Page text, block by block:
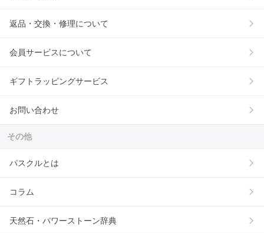
返品・交換・修理について
会員サービスについて
ギフトラッピングサービス
お問い合わせ
その他
パスクルとは
コラム
天然石・パワーストーン辞典